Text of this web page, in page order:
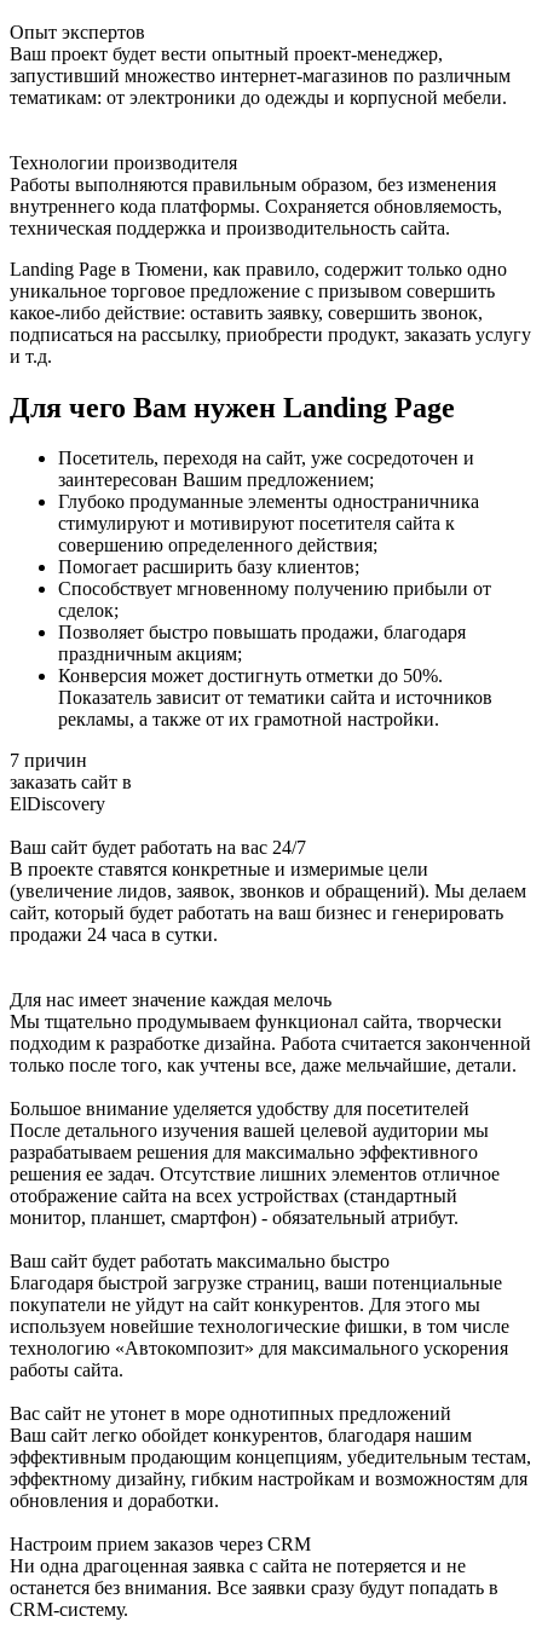
Опыт экспертов
Ваш проект будет вести опытный проект-менеджер,
запустивший множество интернет-магазинов по различным
тематикам: от электроники до одежды и корпусной мебели.
Технологии производителя
Работы выполняются правильным образом, без изменения
внутреннего кода платформы. Сохраняется обновляемость,
техническая поддержка и производительность сайта.
Landing Page в Тюмени, как правило, содержит только одно
уникальное торговое предложение с призывом совершить
какое-либо действие: оставить заявку, совершить звонок,
подписаться на рассылку, приобрести продукт, заказать услугу
и т.д.
Для чего Вам нужен Landing Page
Посетитель, переходя на сайт, уже сосредоточен и
заинтересован Вашим предложением;
Глубоко продуманные элементы одностраничника
стимулируют и мотивируют посетителя сайта к
совершению определенного действия;
Помогает расширить базу клиентов;
Способствует мгновенному получению прибыли от
сделок;
Позволяет быстро повышать продажи, благодаря
праздничным акциям;
Конверсия может достигнуть отметки до 50%.
Показатель зависит от тематики сайта и источников
рекламы, а также от их грамотной настройки.
7 причин
заказать сайт в
ElDiscovery
Ваш сайт будет работать на вас 24/7
В проекте ставятся конкретные и измеримые цели
(увеличение лидов, заявок, звонков и обращений). Мы делаем
сайт, который будет работать на ваш бизнес и генерировать
продажи 24 часа в сутки.
Для нас имеет значение каждая мелочь
Мы тщательно продумываем функционал сайта, творчески
подходим к разработке дизайна. Работа считается законченной
только после того, как учтены все, даже мельчайшие, детали.
Большое внимание уделяется удобству для посетителей
После детального изучения вашей целевой аудитории мы
разрабатываем решения для максимально эффективного
решения ее задач. Отсутствие лишних элементов отличное
отображение сайта на всех устройствах (стандартный
монитор, планшет, смартфон) - обязательный атрибут.
Ваш сайт будет работать максимально быстро
Благодаря быстрой загрузке страниц, ваши потенциальные
покупатели не уйдут на сайт конкурентов. Для этого мы
используем новейшие технологические фишки, в том числе
технологию «Автокомпозит» для максимального ускорения
работы сайта.
Вас сайт не утонет в море однотипных предложений
Ваш сайт легко обойдет конкурентов, благодаря нашим
эффективным продающим концепциям, убедительным тестам,
эффектному дизайну, гибким настройкам и возможностям для
обновления и доработки.
Настроим прием заказов через CRM
Ни одна драгоценная заявка с сайта не потеряется и не
останется без внимания. Все заявки сразу будут попадать в
CRM-систему.